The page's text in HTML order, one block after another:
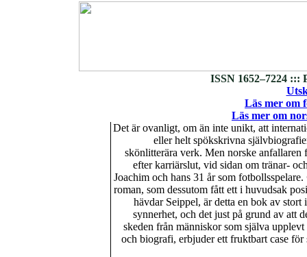
ISSN 1652–7224 :::
Läs mer om
Läs mer om
Det är ovanligt, om än inte unikt, att
eller helt spökskrivna
skönlitterära verk. Men norske
efter karriärslut, vid sidan om tränar-
Joachim och hans 31 år som fotbollsspelare.
roman, som dessutom fått ett i huvudsak
hävdar Seippel, är detta en bok av
synnerhet, och det just på grund av att
skeden från människor som själva
och biografi, erbjuder ett fruktbart case